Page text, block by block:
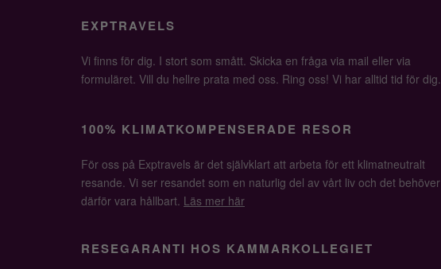
EXPTRAVELS
Vi finns för dig. I stort som smått. Skicka en fråga via mail eller via
formuläret. Vill du hellre prata med oss. Ring oss! Vi har alltid tid för dig.
100% KLIMATKOMPENSERADE RESOR
För oss på Exptravels är det självklart att arbeta för ett klimatneutralt
resande. Vi ser resandet som en naturlig del av vårt liv och det behöver
därför vara hållbart. Läs mer här
RESEGARANTI HOS KAMMARKOLLEGIET